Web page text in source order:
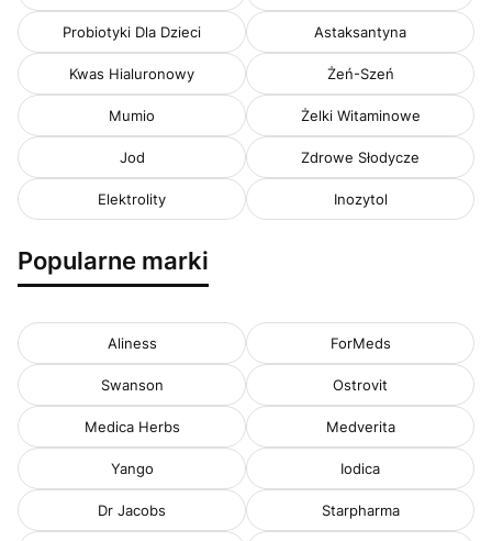
Probiotyki Dla Dzieci Astaksantyna
Kwas Hialuronowy Żeń-Szeń
Mumio Żelki Witaminowe
Jod Zdrowe Słodycze
Elektrolity Inozytol
Popularne marki
Aliness ForMeds
Swanson Ostrovit
Medica Herbs Medverita
Yango Iodica
Dr Jacobs Starpharma